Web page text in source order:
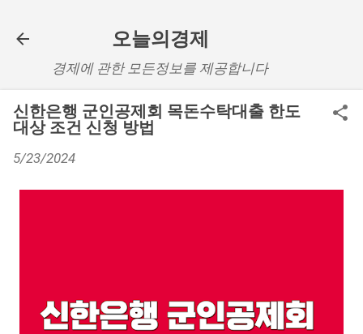
오늘의경제
경제에 관한 모든정보를 제공합니다
신한은행 군인공제회 목돈수탁대출 한도
대상 조건 신청 방법
5/23/2024